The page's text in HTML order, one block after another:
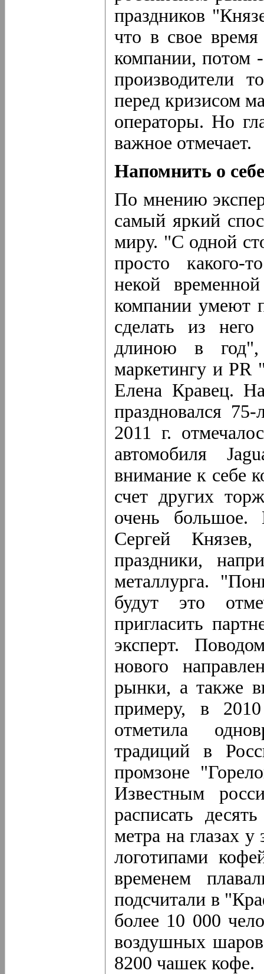
праздников
что в свое время
компании, потом
производители
перед кризисом
операторы. Но
важное отмечает.
Напомнить о себе
По мнению
самый яркий
миру. "С одной
просто какого-
некой
компании умеют
сделать из него
длиною в год",
маркетингу и PR
Елена Кравец.
праздновался
2011 г.
автомобиля
внимание к себе
счет других
очень большое.
Сергей
праздники,
металлурга.
будут это
пригласить
эксперт.
нового
рынки, а также
примеру, в
отметила
традиций в
промзоне
Известным
расписать
метра на глазах
логотипами
временем
подсчитали в
более 10 000
воздушных
8200 чашек кофе.